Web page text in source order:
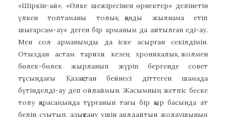
«Шіркін-ай», «Өлке шежіресінен өрнектер» делінетін
үлкен топтаманы толық қанды жылнама етіп
шығарсам-ау» деген бір арманым да айтылған еді-ау.
Мен сол арманымды да іске асырған секілдімін.
Отыздан астам тарихи кезең хроникалық жолмен
бөлек-бөлек жырланып жүріп бергенде совет
тұсындағы Қазақстан бейнесі діттеген шамада
бүтінделді-ау деп ойлаймын. Жасымның жетпіс беске
толу қарасаңында тұрғанын тағы бір қыр басында ат
белін суытып, азықтану үшін аялдайтын жолаушының